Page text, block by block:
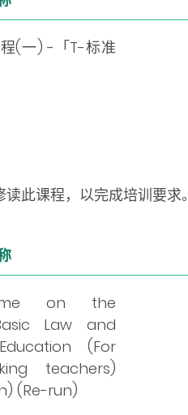
(一) -「T-标准
此课程，以完成培训要求。
on the
Law and
(For
teachers)
(Re-run)